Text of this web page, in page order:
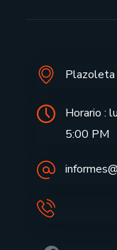
Plazoleta
Horario :
5:00 PM